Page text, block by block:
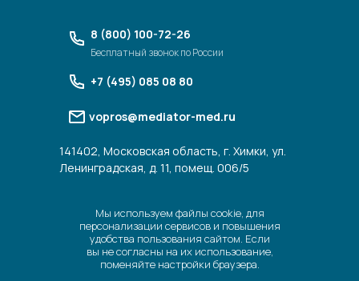
Мы используем файлы cookie, для
персонализации сервисов и повышения
удобства пользования сайтом. Если
вы не согласны на их использование,
поменяйте настройки браузера.
8 (800) 100-72-26
Бесплатный звонок по России
vopros@mediator-med.ru
141402, Московская область, г. Химки, ул.
Ленинградская, д. 11, помещ. 006/5
+7 (495) 085 08 80